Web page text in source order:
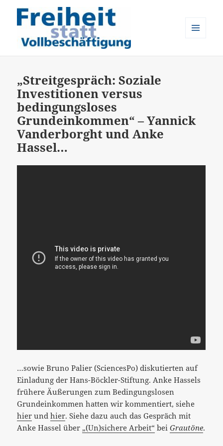
„Streitgespräch: Soziale
Investitionen versus
bedingungsloses
Grundeinkommen“ – Yannick
Vanderborght und Anke
Hassel…
…sowie Bruno Palier (SciencesPo) diskutierten auf
Einladung der Hans-Böckler-Stiftung. Anke Hassels
frühere Äußerungen zum Bedingungslosen
Grundeinkommen hatten wir kommentiert, siehe
hier undhier. Siehe dazu auch das Gespräch mit
Anke Hassel über „(Un)sichere Arbeit“ beiGrautöne.